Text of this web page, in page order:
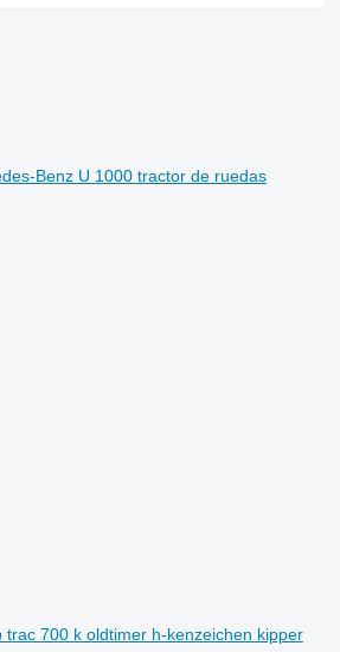
Benz U 1000 tractor de ruedas
trac 700 k oldtimer h-kenzeichen kipper